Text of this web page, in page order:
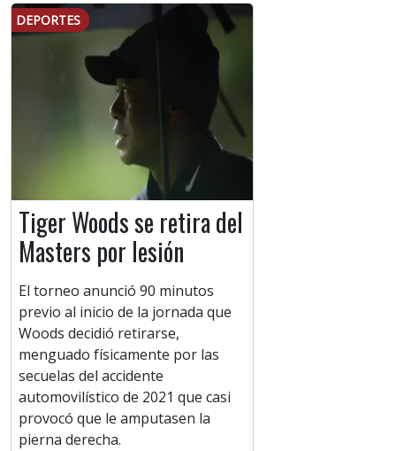
DEPORTES
Tiger Woods se retira del
Masters por lesión
El torneo anunció 90 minutos
previo al inicio de la jornada que
Woods decidió retirarse,
menguado físicamente por las
secuelas del accidente
automovilístico de 2021 que casi
provocó que le amputasen la
pierna derecha.